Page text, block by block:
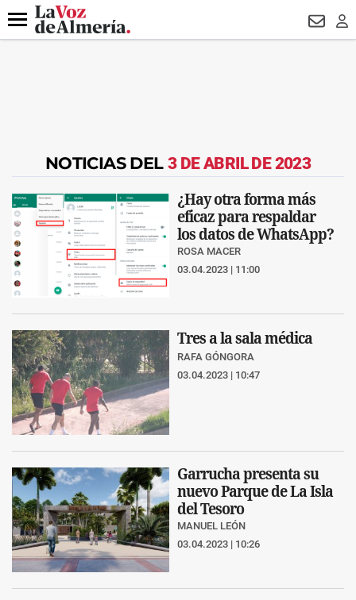
DESTACADO
Menú
NOTICIAS DEL 3 DE ABRIL DE 2023
¿Hay otra forma más
eficaz para respaldar
los datos de WhatsApp?
ROSA MACER
03.04.2023 | 11:00
Tres a la sala médica
RAFA GÓNGORA
03.04.2023 | 10:47
Garrucha presenta su
nuevo Parque de La Isla
del Tesoro
MANUEL LEÓN
03.04.2023 | 10:26